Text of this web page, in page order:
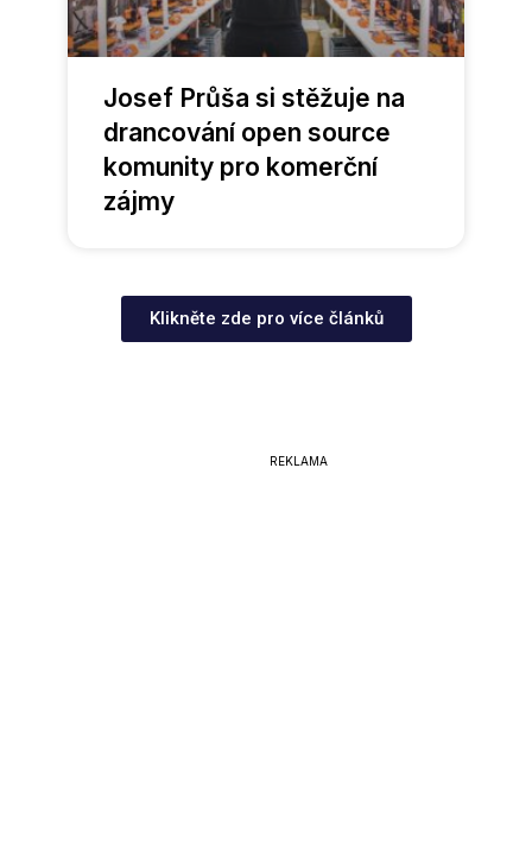
Josef Průša si stěžuje na
drancování open source
komunity pro komerční
zájmy
Klikněte zde pro více článků
REKLAMA